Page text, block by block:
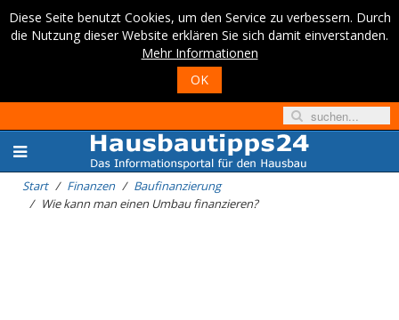
Diese Seite benutzt Cookies, um den Service zu verbessern. Durch
die Nutzung dieser Website erklären Sie sich damit einverstanden.
Mehr Informationen
OK
Start Finanzen
Baufinanzierung
Wie kann man einen Umbau finanzieren?